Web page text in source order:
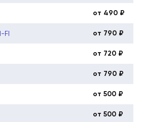
от 490 ₽
FI от 790 ₽
от 720 ₽
от 790 ₽
от 500 ₽
от 500 ₽